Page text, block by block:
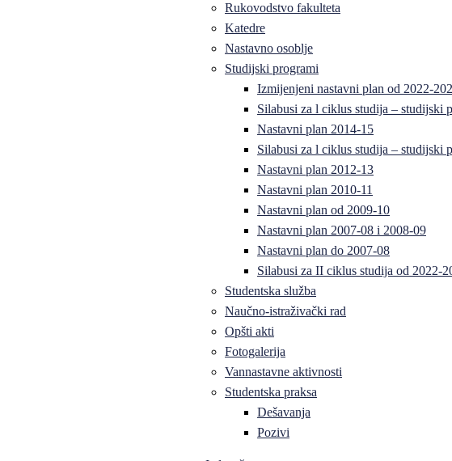
Rukovodstvo fakulteta
Katedre
Nastavno osoblje
Studijski programi
Izmijenjeni nastavni plan od 2022-
Silabusi za l ciklus studija – studijski
Nastavni plan 2014-15
Silabusi za l ciklus studija – studijski
Nastavni plan 2012-13
Nastavni plan 2010-11
Nastavni plan od 2009-10
Nastavni plan 2007-08 i 2008-09
Nastavni plan do 2007-08
Silabusi za II ciklus studija od 2022-
Studentska služba
Naučno-istraživački rad
Opšti akti
Fotogalerija
Vannastavne aktivnosti
Studentska praksa
Dešavanja
Pozivi